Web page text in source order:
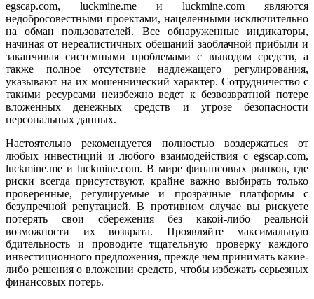
egscap.com, luckmine.me и luckmine.com являются
недобросовестными проектами, нацеленными исключительно
на обман пользователей. Все обнаруженные индикаторы,
начиная от нереалистичных обещаний заоблачной прибыли и
заканчивая системными проблемами с выводом средств, а
также полное отсутствие надлежащего регулирования,
указывают на их мошеннический характер. Сотрудничество с
такими ресурсами неизбежно ведет к безвозвратной потере
вложенных денежных средств и угрозе безопасности
персональных данных.
Настоятельно рекомендуется полностью воздержаться от
любых инвестиций и любого взаимодействия с egscap.com,
luckmine.me и luckmine.com. В мире финансовых рынков, где
риски всегда присутствуют, крайне важно выбирать только
проверенные, регулируемые и прозрачные платформы с
безупречной репутацией. В противном случае вы рискуете
потерять свои сбережения без какой-либо реальной
возможности их возврата. Проявляйте максимальную
бдительность и проводите тщательную проверку каждого
инвестиционного предложения, прежде чем принимать какие-
либо решения о вложении средств, чтобы избежать серьезных
финансовых потерь.